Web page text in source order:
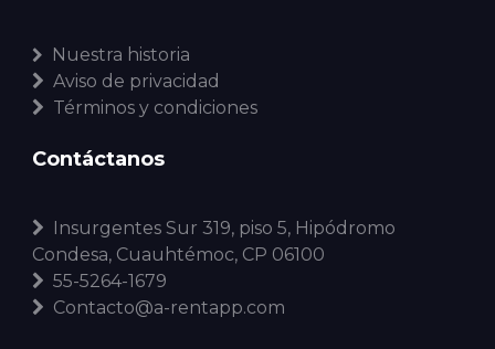
Nuestra historia
Aviso de privacidad
Términos y condiciones
Contáctanos
Insurgentes Sur 319, piso 5, Hipódromo
Condesa, Cuauhtémoc, CP 06100
55-5264-1679
Contacto@a-rentapp.com